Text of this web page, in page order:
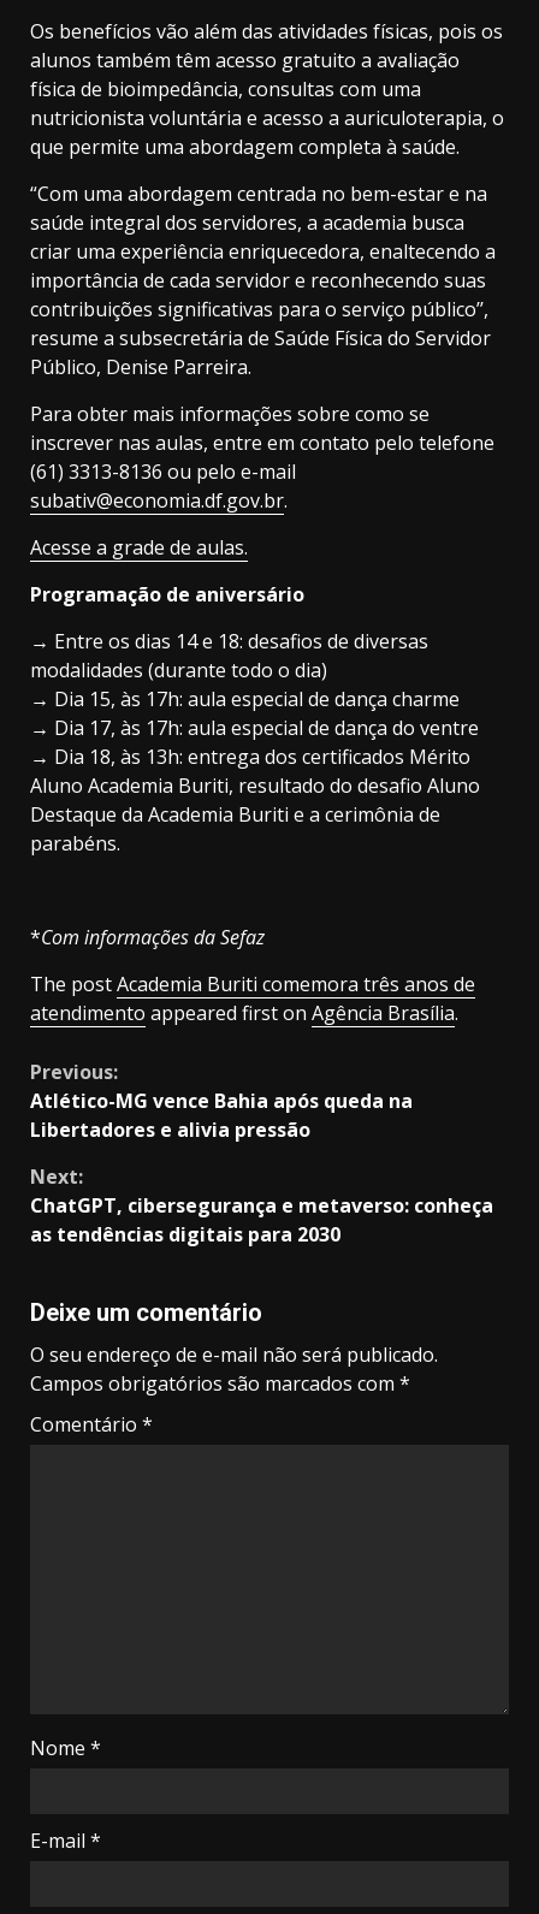
Os benefícios vão além das atividades físicas, pois os
alunos também têm acesso gratuito a avaliação
física de bioimpedância, consultas com uma
nutricionista voluntária e acesso a auriculoterapia, o
que permite uma abordagem completa à saúde.
“Com uma abordagem centrada no bem-estar e na
saúde integral dos servidores, a academia busca
criar uma experiência enriquecedora, enaltecendo a
importância de cada servidor e reconhecendo suas
contribuições significativas para o serviço público’’,
resume a subsecretária de Saúde Física do Servidor
Público, Denise Parreira.
Para obter mais informações sobre como se
inscrever nas aulas, entre em contato pelo telefone
(61) 3313-8136 ou pelo e-mail
subativ@economia.df.gov.br.
Acesse a grade de aulas.
Programação de aniversário
→ Entre os dias 14 e 18: desafios de diversas
modalidades (durante todo o dia)
→ Dia 15, às 17h: aula especial de dança charme
→ Dia 17, às 17h: aula especial de dança do ventre
→ Dia 18, às 13h: entrega dos certificados Mérito
Aluno Academia Buriti, resultado do desafio Aluno
Destaque da Academia Buriti e a cerimônia de
parabéns.
*Com informações da Sefaz
The postAcademia Buriti comemora três anos de
atendimento appeared first on Agência Brasília.
Continue
Reading
Previous:
Atlético-MG vence Bahia após queda na
Libertadores e alivia pressão
Next:
ChatGPT, cibersegurança e metaverso: conheça
as tendências digitais para 2030
Deixe um comentário
O seu endereço de e-mail não será publicado.
Campos obrigatórios são marcados com *
Comentário *
Nome *
E-mail *